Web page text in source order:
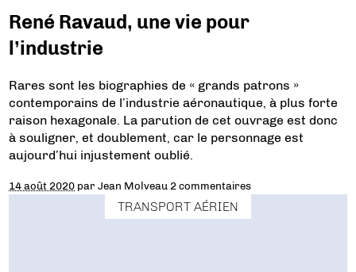
René Ravaud, une vie pour
l’industrie
Rares sont les biographies de « grands patrons »
contemporains de l’industrie aéronautique, à plus forte
raison hexagonale. La parution de cet ouvrage est donc
à souligner, et doublement, car le personnage est
aujourd’hui injustement oublié.
14 août 2020 parJean Molveau 2 commentaires
TRANSPORT AÉRIEN